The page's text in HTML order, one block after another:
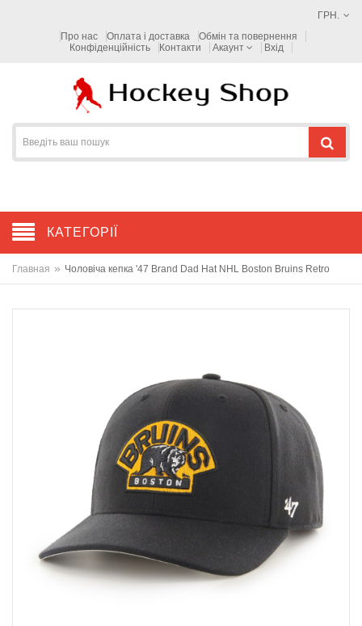
ГРН.
Про нас
Оплата і доставка
Обмін та повернення
Конфіденційність
Контакти Акаунт Вхід
КАТЕГОРІЇ
Главная » Чоловіча кепка '47 Brand Dad Hat NHL Boston Bruins Retro